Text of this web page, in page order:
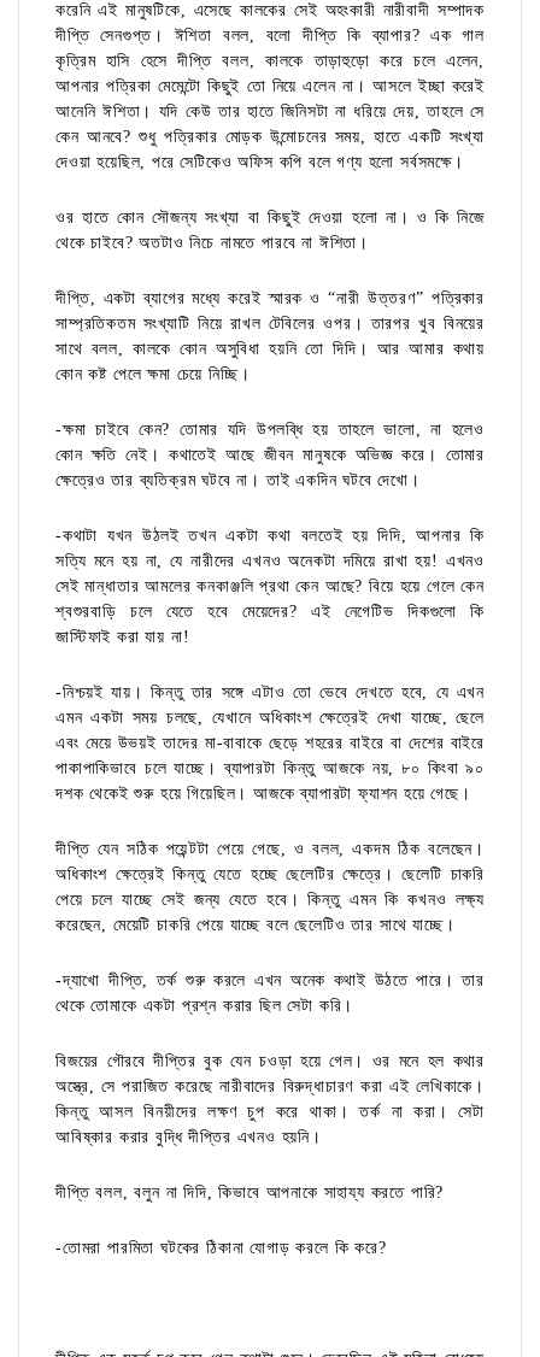
করেনি এই মানুষটিকে, এসেছে কালকের সেই অহংকারী নারীবাদী সম্পাদক
দীপ্তি সেনগুপ্ত। ঈশিতা বলল, বলো দীপ্তি কি ব্যাপার? এক গাল
কৃত্রিম হাসি হেসে দীপ্তি বলল, কালকে তাড়াহুড়ো করে চলে এলেন,
আপনার পত্রিকা মেমেন্টো কিছুই তো নিয়ে এলেন না। আসলে ইচ্ছা করেই
আনেনি ঈশিতা। যদি কেউ তার হাতে জিনিসটা না ধরিয়ে দেয়, তাহলে সে
কেন আনবে? শুধু পত্রিকার মোড়ক উন্মোচনের সময়, হাতে একটি সংখ্যা
দেওয়া হয়েছিল, পরে সেটিকেও অফিস কপি বলে গণ্য হলো সর্বসমক্ষে।
ওর হাতে কোন সৌজন্য সংখ্যা বা কিছুই দেওয়া হলো না। ও কি নিজে
থেকে চাইবে? অতটাও নিচে নামতে পারবে না ঈশিতা।
দীপ্তি, একটা ব্যাগের মধ্যে করেই স্মারক ও “নারী উত্তরণ” পত্রিকার
সাম্প্রতিকতম সংখ্যাটি নিয়ে রাখল টেবিলের ওপর। তারপর খুব বিনয়ের
সাথে বলল, কালকে কোন অসুবিধা হয়নি তো দিদি। আর আমার কথায়
কোন কষ্ট পেলে ক্ষমা চেয়ে নিচ্ছি।
-ক্ষমা চাইবে কেন? তোমার যদি উপলব্ধি হয় তাহলে ভালো, না হলেও
কোন ক্ষতি নেই। কথাতেই আছে জীবন মানুষকে অভিজ্ঞ করে। তোমার
ক্ষেত্রেও তার ব্যতিক্রম ঘটবে না। তাই একদিন ঘটবে দেখো।
-কথাটা যখন উঠলই তখন একটা কথা বলতেই হয় দিদি, আপনার কি
সত্যি মনে হয় না, যে নারীদের এখনও অনেকটা দমিয়ে রাখা হয়! এখনও
সেই মান্ধাতার আমলের কনকাঞ্জলি প্রথা কেন আছে? বিয়ে হয়ে গেলে কেন
শ্বশুরবাড়ি চলে যেতে হবে মেয়েদের? এই নেগেটিভ দিকগুলো কি
জাস্টিফাই করা যায় না!
-নিশ্চয়ই যায়। কিন্তু তার সঙ্গে এটাও তো ভেবে দেখতে হবে, যে এখন
এমন একটা সময় চলছে, যেখানে অধিকাংশ ক্ষেত্রেই দেখা যাচ্ছে, ছেলে
এবং মেয়ে উভয়ই তাদের মা-বাবাকে ছেড়ে শহরের বাইরে বা দেশের বাইরে
পাকাপাকিভাবে চলে যাচ্ছে। ব্যাপারটা কিন্তু আজকে নয়, ৮০ কিংবা ৯০
দশক থেকেই শুরু হয়ে গিয়েছিল। আজকে ব্যাপারটা ফ্যাশন হয়ে গেছে।
দীপ্তি যেন সঠিক পয়েন্টটা পেয়ে গেছে, ও বলল, একদম ঠিক বলেছেন।
অধিকাংশ ক্ষেত্রেই কিন্তু যেতে হচ্ছে ছেলেটির ক্ষেত্রে। ছেলেটি চাকরি
পেয়ে চলে যাচ্ছে সেই জন্য যেতে হবে। কিন্তু এমন কি কখনও লক্ষ্য
করেছেন, মেয়েটি চাকরি পেয়ে যাচ্ছে বলে ছেলেটিও তার সাথে যাচ্ছে।
-দ্যাখো দীপ্তি, তর্ক শুরু করলে এখন অনেক কথাই উঠতে পারে। তার
থেকে তোমাকে একটা প্রশ্ন করার ছিল সেটা করি।
বিজয়ের গৌরবে দীপ্তির বুক যেন চওড়া হয়ে গেল। ওর মনে হল কথার
অস্ত্রে, সে পরাজিত করেছে নারীবাদের বিরুদ্ধাচারণ করা এই লেখিকাকে।
কিন্তু আসল বিনয়ীদের লক্ষণ চুপ করে থাকা। তর্ক না করা। সেটা
আবিষ্কার করার বুদ্ধি দীপ্তির এখনও হয়নি।
দীপ্তি বলল, বলুন না দিদি, কিভাবে আপনাকে সাহায্য করতে পারি?
-তোমরা পারমিতা ঘটকের ঠিকানা যোগাড় করলে কি করে?